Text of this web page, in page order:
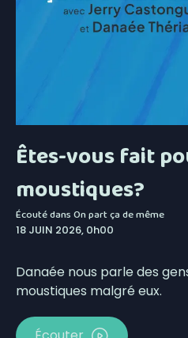
Êtes-vous fait
moustiques?
Écouté dansOn part ça de même
18 JUIN 2026, 0h00
Danaée nous parle des
moustiques malgré eux.